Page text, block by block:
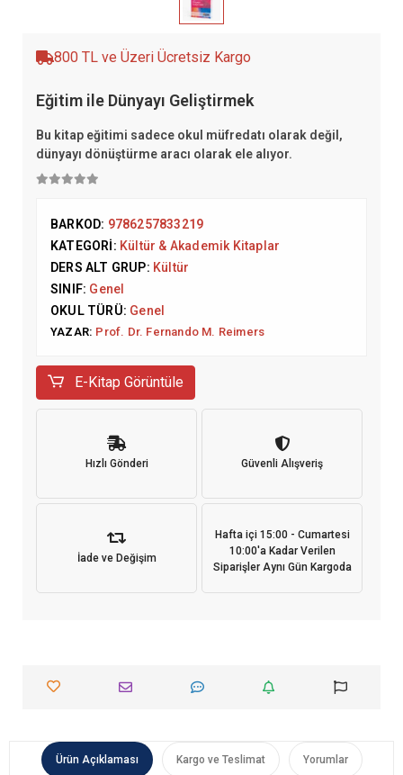
800 TL ve Üzeri Ücretsiz Kargo
Eğitim ile Dünyayı Geliştirmek
Bu kitap eğitimi sadece okul müfredatı olarak değil,
dünyayı dönüştürme aracı olarak ele alıyor.
BARKOD: 9786257833219
KATEGORI: Kültür & Akademik Kitaplar
DERS ALT GRUP: Kültür
SINIF: Genel
OKUL TÜRÜ: Genel
YAZAR: Prof. Dr. Fernando M. Reimers
E-Kitap Görüntüle
Hızlı Gönderi Güvenli Alışveriş
İade ve Değişim
Hafta içi 15:00 - Cumartesi
10:00'a Kadar Verilen
Siparişler Aynı Gün Kargoda
Ürün Açıklaması Kargo ve Teslimat Yorumlar